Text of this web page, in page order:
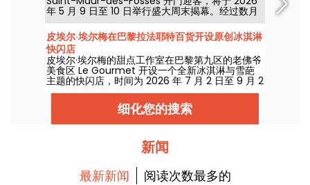
年 5 月 9 日至 10 日举行盛大周末揭幕。经过数月
施工的改造后，这座焕新后的美食市场将带来全新
体验，欢迎前来一探风采，4 月 30 日（周四）起
就可抢先体验， accompanying 超值低价。
皮埃尔·埃尔梅在巴黎拉法耶特百货开设原创冰淇淋
快闪店
皮埃尔·埃尔梅的甜点工作室在巴黎第九区的老佛爷
美食区 Le Gourmet 开设一个全新冰淇淋与雪葩
主题的快闪店，时间为 2026 年 7 月 2 日至 9 月 2
日。我们去试吃他的新款冰冻布里欧修、植物奶味
甜筒，以及香气浓郁、口感丰富的冰淇淋球。
细化您的搜索
新闻
最新新闻 阅读次数最多的